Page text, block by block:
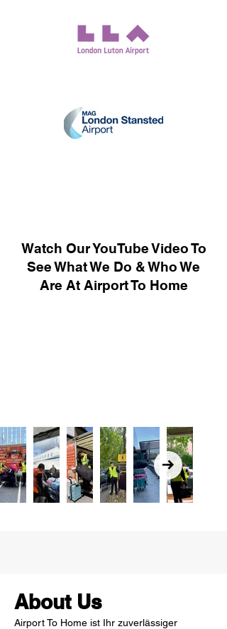
Watch Our YouTube Video To
See What We Do & Who We
Are At Airport To Home
About Us
Airport To Home ist Ihr zuverlässiger